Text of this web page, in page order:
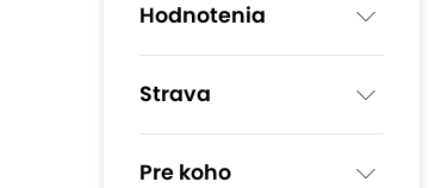
Hodnotenia
Strava
Pre koho